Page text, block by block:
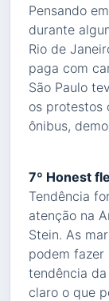
Pensando
durante
Rio de
paga com
São Paulo
os protestos
ônibus,
7º Honest
Tendência
atenção na
Stein. As
podem fazer
tendência
claro o que